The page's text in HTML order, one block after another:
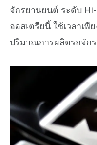
จักรยานยนต์ ระดับ
ออสเตรียนี้ ใช้เวลาเพี
ปริมาณการผลิตรถจัก